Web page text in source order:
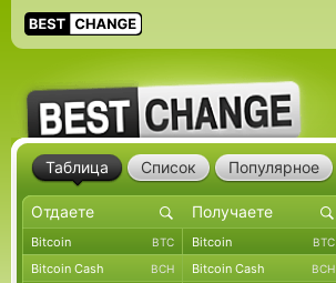
Таблица Список Популярное
Bitcoin BTC Bitcoin BTC
Bitcoin Cash BCH Bitcoin Cash BCH